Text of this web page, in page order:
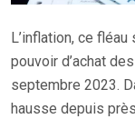
L’inflation, ce
pouvoir d’achat
septembre 2023.
hausse depuis